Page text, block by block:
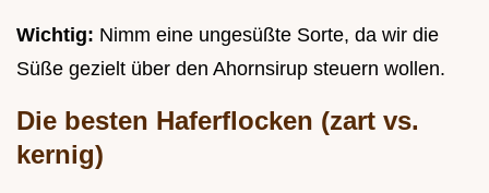
Wichtig: Nimm eine ungesüßte Sorte, da wir die
Süße gezielt über den Ahornsirup steuern wollen.
Die besten Haferflocken (zart vs.
kernig)